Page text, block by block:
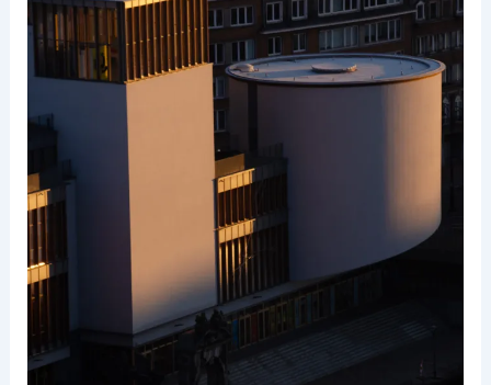
traces
de
Félicien